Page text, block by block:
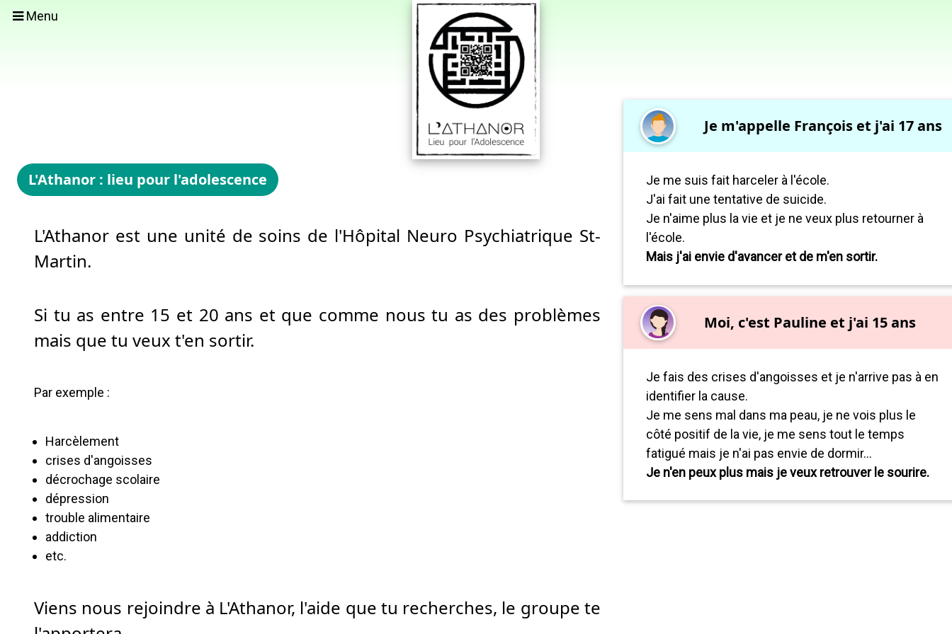
Menu
L'Athanor : lieu pour l'adolescence
L'Athanor est une unité de soins de l'Hôpital Neuro Psychiatrique St-
Martin.
Si tu as entre 15 et 20 ans et que comme nous tu as des problèmes
mais que tu veux t'en sortir.
Par exemple :
Harcèlement
crises d'angoisses
décrochage scolaire
dépression
trouble alimentaire
addiction
etc.
Viens nous rejoindre à L'Athanor, l'aide que tu recherches, le groupe te
Je m'appelle François et j'ai 17 ans
Je me suis fait harceler à l'école.
J'ai fait une tentative de suicide.
Je n'aime plus la vie et je ne veux plus retourner à
l'école.
Mais j'ai envie d'avancer et de m'en sortir.
Moi, c'est Pauline et j'ai 15 ans
Je fais des crises d'angoisses et je n'arrive pas à en
identifier la cause.
Je me sens mal dans ma peau, je ne vois plus le
côté positif de la vie, je me sens tout le temps
fatigué mais je n'ai pas envie de dormir...
Je n'en peux plus mais je veux retrouver le sourire.